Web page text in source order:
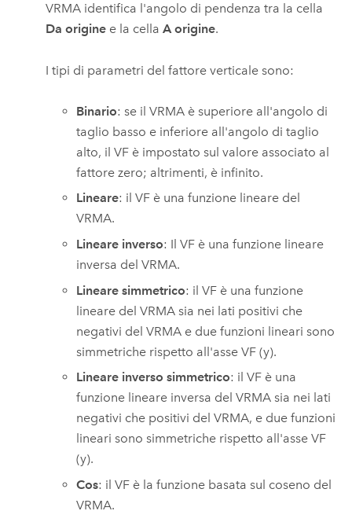
VRMA identifica l'angolo di pendenza tra la cella
Da origine e la cellaA origine.
I tipi di parametri del fattore verticale sono:
Binario: se il VRMA è superiore all'angolo di
taglio basso e inferiore all'angolo di taglio
alto, il VF è impostato sul valore associato al
fattore zero; altrimenti, è infinito.
Lineare: il VF è una funzione lineare del
VRMA.
Lineare inverso: Il VF è una funzione lineare
inversa del VRMA.
Lineare simmetrico: il VF è una funzione
lineare del VRMA sia nei lati positivi che
negativi del VRMA e due funzioni lineari sono
simmetriche rispetto all'asse VF (y).
Lineare inverso simmetrico: il VF è una
funzione lineare inversa del VRMA sia nei lati
negativi che positivi del VRMA, e due funzioni
lineari sono simmetriche rispetto all'asse VF
(y).
Cos: il VF è la funzione basata sul coseno del
VRMA.